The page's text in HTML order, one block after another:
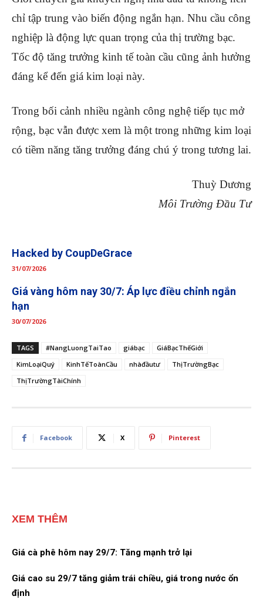
chỉ tập trung vào biến động ngắn hạn. Nhu cầu công
nghiệp là động lực quan trọng của thị trường bạc.
Tốc độ tăng trưởng kinh tế toàn cầu cũng ảnh hưởng
đáng kể đến giá kim loại này.
Trong bối cảnh nhiều ngành công nghệ tiếp tục mở
rộng, bạc vẫn được xem là một trong những kim loại
có tiềm năng tăng trưởng đáng chú ý trong tương lai.
Thuỳ Dương
Môi Trường Đầu Tư
Hacked by CoupDeGrace
31/07/2026
Giá vàng hôm nay 30/7: Áp lực điều chỉnh ngắn
hạn
30/07/2026
TAGS #NangLuongTaiTao giábạc
GiáBạcThếGiới
KimLoạiQuý
KinhTếToànCầu nhàđầutư
ThịTrườngBạc
ThịTrườngTàiChính
Facebook X Pinterest
XEM THÊM
Giá cà phê hôm nay 29/7: Tăng mạnh trở lại
Giá cao su 29/7 tăng giảm trái chiều, giá trong nước ổn
định